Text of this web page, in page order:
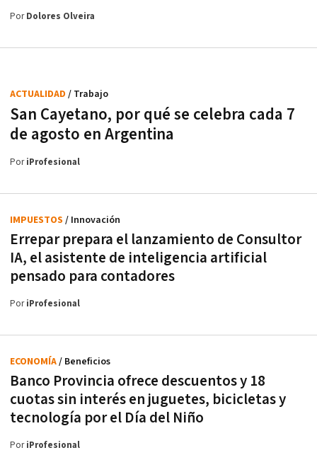
PorDolores Olveira
San Cayetano, por qué se celebra cada 7
de agosto en Argentina
ACTUALIDAD / Trabajo
PoriProfesional
Errepar prepara el lanzamiento de Consultor
IA, el asistente de inteligencia artificial
pensado para contadores
IMPUESTOS / Innovación
PoriProfesional
Banco Provincia ofrece descuentos y 18
cuotas sin interés en juguetes, bicicletas y
tecnología por el Día del Niño
ECONOMÍA/ Beneficios
PoriProfesional